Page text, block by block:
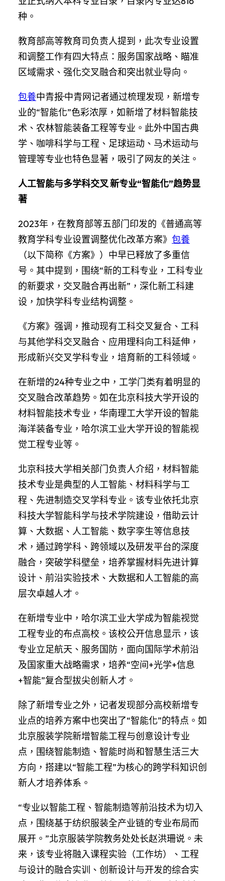
种。
教育部高等教育司负责人提到，此次专业设置
和调整工作有四大特点：服务国家战略、瞄准
区域需求、强化交叉融合和突出就业导向。
包養中青报·中青网记者通过梳理发现，新增专
业的“智能化”色彩浓厚，如新增了材料智能技
术、农林智能装备工程等专业。此外中国古典
学、咖啡科学与工程、足球运动、马术运动与
管理等专业也特色显著，吸引了网友的关注。
人工智能与多学科交叉 新专业“智能化”趋势显
著
2023年，在教育部等五部门印发的《普通高等
教育学科专业设置调整优化改革方案》 包養
（以下简称《方案》）中早已释放了多重信
号。其中提到，围绕“新的工科专业，工科专业
的新要求，交叉融合再出新”，深化新工科建
设，加快学科专业结构调整。
《方案》强调，推动现有工科交叉复合、工科
与其他学科交叉融合、应用理科向工科延伸，
形成新兴交叉学科专业，培育新的工科领域。
在新增的24种专业之中，工学门类有着明显的
交叉融合改革趋势。如在北京科技大学开设的
材料智能技术专业，华南理工大学开设的智能
海洋装备专业，哈尔滨工业大学开设的智能视
觉工程专业等。
北京科技大学相关部门负责人介绍，材料智能
技术专业是典型的人工智能、材料科学与工
程、先进制造交叉学科专业。该专业依托北京
科技大学智能科学与技术学院建设，借助云计
算、大数据、人工智能、数字孪生等信息技
术，通过跨学科、跨领域以及研发平台的深度
融合，突破学科壁垒，培养掌握材料先进计算
设计、前沿实验技术、大数据和人工智能的高
层次卓越人才。
在新增专业中，哈尔滨工业大学成为智能视觉
工程专业的布点高校。该校公开信息显示，该
专业立足航天、服务国防，面向国际学术前沿
及国家重大战略需求，培养“空间+光学+信息
+智能”复合型拔尖创新人才。
除了新增专业之外，记者发现部分高校新增专
业点的培养方案中也突出了“智能化”的特点。如
北京服装学院新增智能工程与创意设计专业
点，围绕智能制造、智能时尚和智慧生活三大
方向，搭建以“智能工程”为核心的跨学科知识创
新人才培养体系。
“专业以智能工程、智能制造等前沿技术为切入
点，围绕基于纺织服装全产业链的专业布局而
展开。”北京服装学院教务处处长赵洪珊说。未
来，该专业将融入课程实验（工作坊）、工程
与设计的融合实训、创新设计与开发的综合实